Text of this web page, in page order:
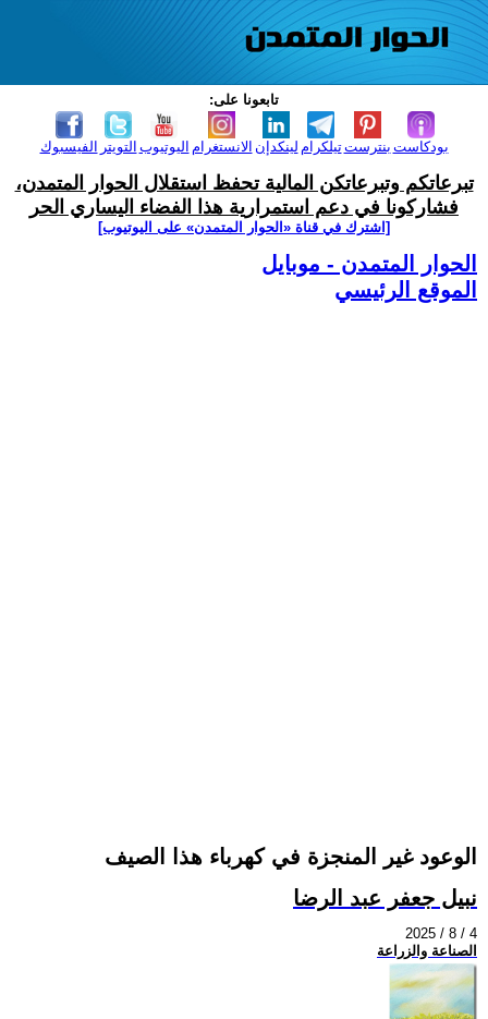
تابعونا على:
الفيسبوك التويتر اليوتيوب الانستغرام لينكدإن تيلكرامبنترست بودكاست
تبرعاتكم وتبرعاتكن المالية تحفظ استقلال الحوار المتمدن،
فشاركونا في دعم استمرارية هذا الفضاء اليساري الحر
[اشترك في قناة ‫«الحوار المتمدن» على اليوتيوب]
الحوار المتمدن - موبايل
الموقع الرئيسي
الوعود غير المنجزة في كهرباء هذا الصيف
نبيل جعفر عبد الرضا
2025 / 8 / 4
الصناعة والزراعة